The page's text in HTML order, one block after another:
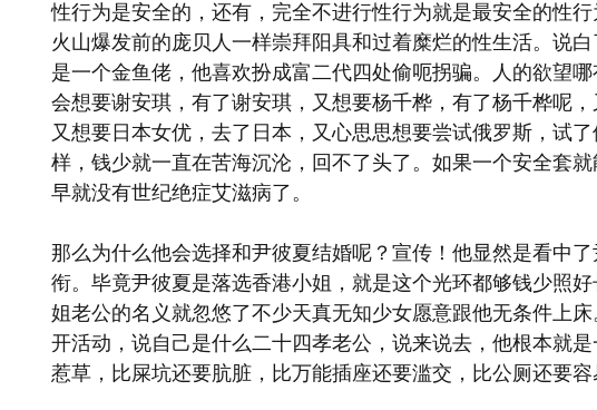
性行为是安全的，还有，完全不进行性行为就是最安全的性
火山爆发前的庞贝人一样崇拜阳具和过着糜烂的性生活。说
是一个金鱼佬，他喜欢扮成富二代四处偷呃拐骗。人的欲望
会想要谢安琪，有了谢安琪，又想要杨千桦，有了杨千桦呢
又想要日本女优，去了日本，又心思思想要尝试俄罗斯，试
样，钱少就一直在苦海沉沦，回不了头了。如果一个安全套
早就没有世纪绝症艾滋病了。
那么为什么他会选择和尹彼夏结婚呢？宣传！他显然是看中
衔。毕竟尹彼夏是落选香港小姐，就是这个光环都够钱少照
姐老公的名义就忽悠了不少天真无知少女愿意跟他无条件上
开活动，说自己是什么二十四孝老公，说来说去，他根本就
惹草，比屎坑还要肮脏，比万能插座还要滥交，比公厕还要容